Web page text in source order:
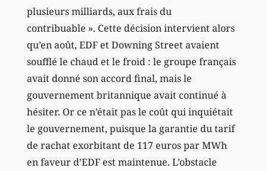
plusieurs milliards, aux frais du
contribuable ». Cette décision intervient alors
qu’en août, EDF et Downing Street avaient
soufflé le chaud et le froid : le groupe français
avait donné son accord final, mais le
gouvernement britannique avait continué à
hésiter. Or ce n’était pas le coût qui inquiétait
le gouvernement, puisque la garantie du tarif
de rachat exorbitant de 117 euros par MWh
en faveur d’EDF est maintenue. L’obstacle